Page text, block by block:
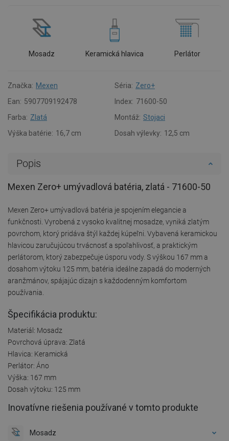
Mosadz Keramická hlavica Perlátor
Značka: Mexen Séria: Zero+
Ean: 5907709192478 Index: 71600-50
Farba: Zlatá Montáž: Stojaci
Výška batérie: 16,7 cm Dosah výlevky: 12,5 cm
Popis
Mexen Zero+ umývadlová batéria, zlatá - 71600-50
Mexen Zero+ umývadlová batéria je spojením elegancie a
funkčnosti. Vyrobená z vysoko kvalitnej mosadze, vyniká zlatým
povrchom, ktorý pridáva štýl každej kúpeľni. Vybavená keramickou
hlavicou zaručujúcou trvácnosť a spoľahlivosť, a praktickým
perlátorom, ktorý zabezpečuje úsporu vody. S výškou 167 mm a
dosahom výtoku 125 mm, batéria ideálne zapadá do moderných
aranžmánov, spájajúc dizajn s každodenným komfortom
používania.
Špecifikácia produktu:
Materiál: Mosadz
Povrchová úprava: Zlatá
Hlavica: Keramická
Perlátor: Áno
Výška: 167 mm
Dosah výtoku: 125 mm
Inovatívne riešenia používané v tomto produkte
Mosadz